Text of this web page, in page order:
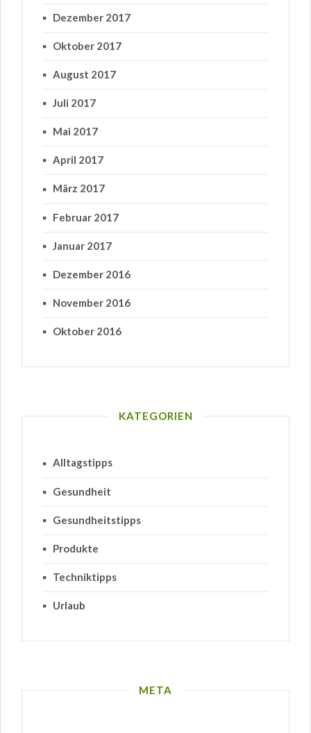
Dezember 2017
Oktober 2017
August 2017
Juli 2017
Mai 2017
April 2017
März 2017
Februar 2017
Januar 2017
Dezember 2016
November 2016
Oktober 2016
KATEGORIEN
Alltagstipps
Gesundheit
Gesundheitstipps
Produkte
Techniktipps
Urlaub
META